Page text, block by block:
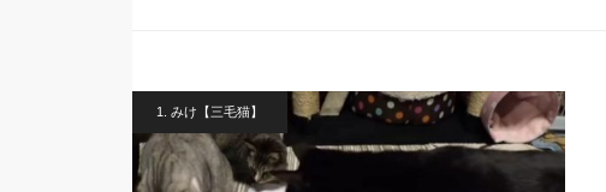
1. みけ【三毛猫】